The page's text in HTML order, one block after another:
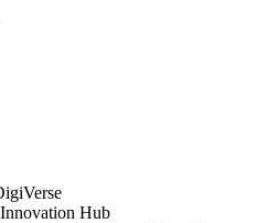
Hub